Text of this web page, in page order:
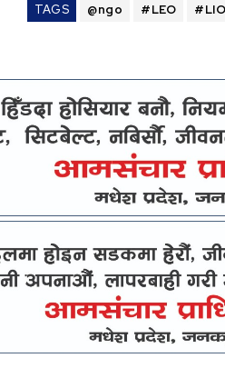
TAGS @ngo #LEO